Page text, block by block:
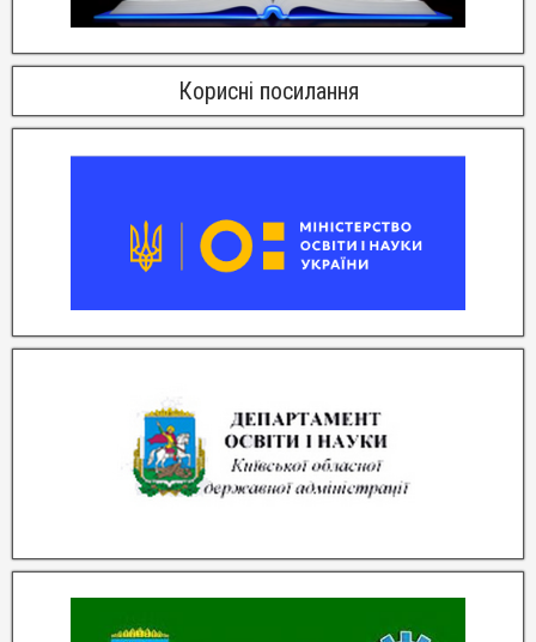
Корисні посилання